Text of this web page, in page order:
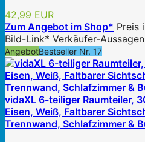
42,99 EUR
Zum Angebot im Shop* Preis
Bild-Link* Verkäufer-
AngebotBestseller Nr. 17
vidaXL 6-teiliger Raumteiler,
Eisen, Weiß, Faltbarer
Trennwand, Schlafzimmer &